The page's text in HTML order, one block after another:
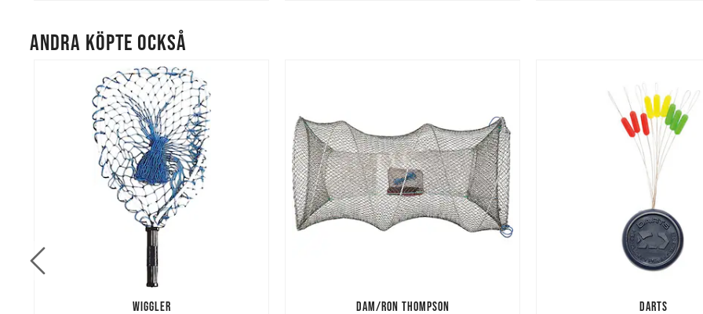
ANDRA KÖPTE OCKSÅ
WIGGLER DAM/RON THOMPSON DARTS